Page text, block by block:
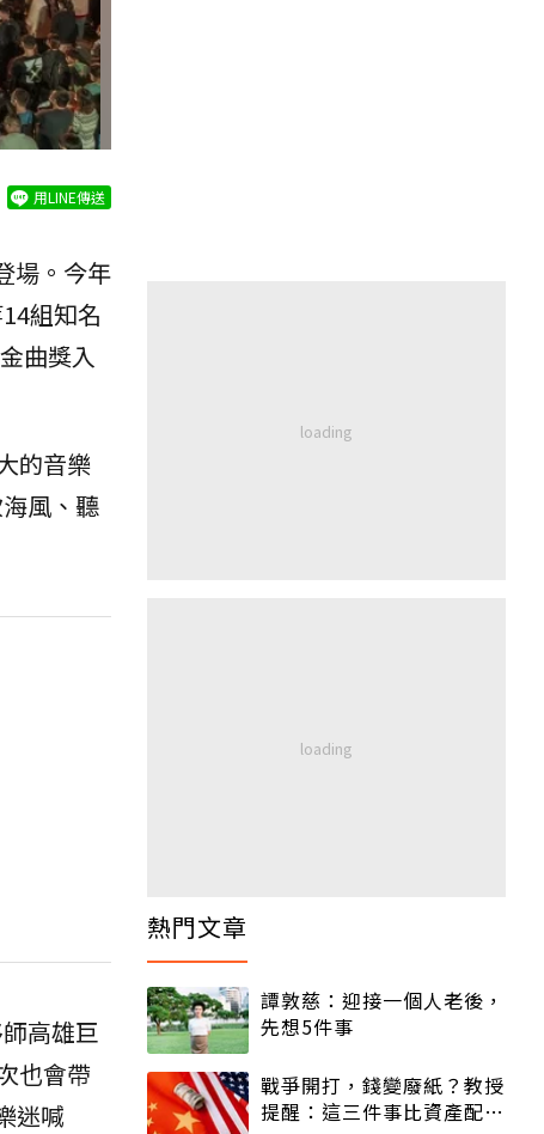
用LINE傳送
場。今年
組知名
曲獎入
的音樂
風、聽
高雄巨
也會帶
迷喊
熱門文章
譚敦慈：迎接一個人老後，
先想5件事
戰爭開打，錢變廢紙？教授
提醒：這三件事比資產配置